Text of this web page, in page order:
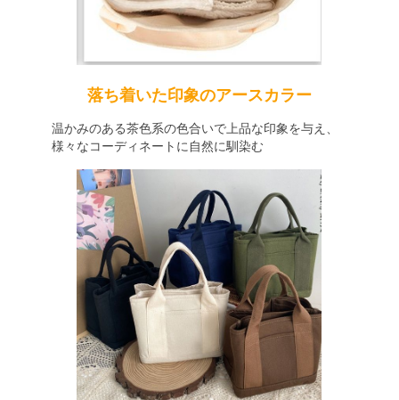
落ち着いた印象のアースカラー
温かみのある茶色系の色合いで上品な印象を与え、
様々なコーディネートに自然に馴染む